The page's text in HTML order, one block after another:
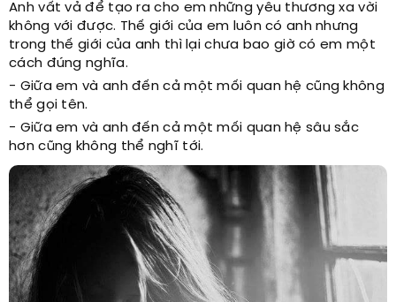
Anh vất vả để tạo ra cho em những yêu thương xa vời
không với được. Thế giới của em luôn có anh nhưng
trong thế giới của anh thì lại chưa bao giờ có em một
cách đúng nghĩa.
- Giữa em và anh đến cả một mối quan hệ cũng không
thể gọi tên.
- Giữa em và anh đến cả một mối quan hệ sâu sắc
hơn cũng không thể nghĩ tới.